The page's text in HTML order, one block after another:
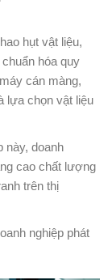
hụt vật liệu,
hóa quy
cán màng,
lựa chọn vật liệu
này, doanh
cao chất lượng
trên thị
nghiệp phát